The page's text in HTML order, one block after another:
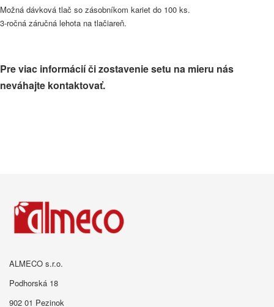
Možná dávková tlač so zásobníkom kariet do 100 ks.
3-ročná záručná lehota na tlačiareň.
Pre viac informácií či zostavenie setu na mieru nás
neváhajte kontaktovať.
ALMECO s.r.o.
Podhorská 18
902 01 Pezinok